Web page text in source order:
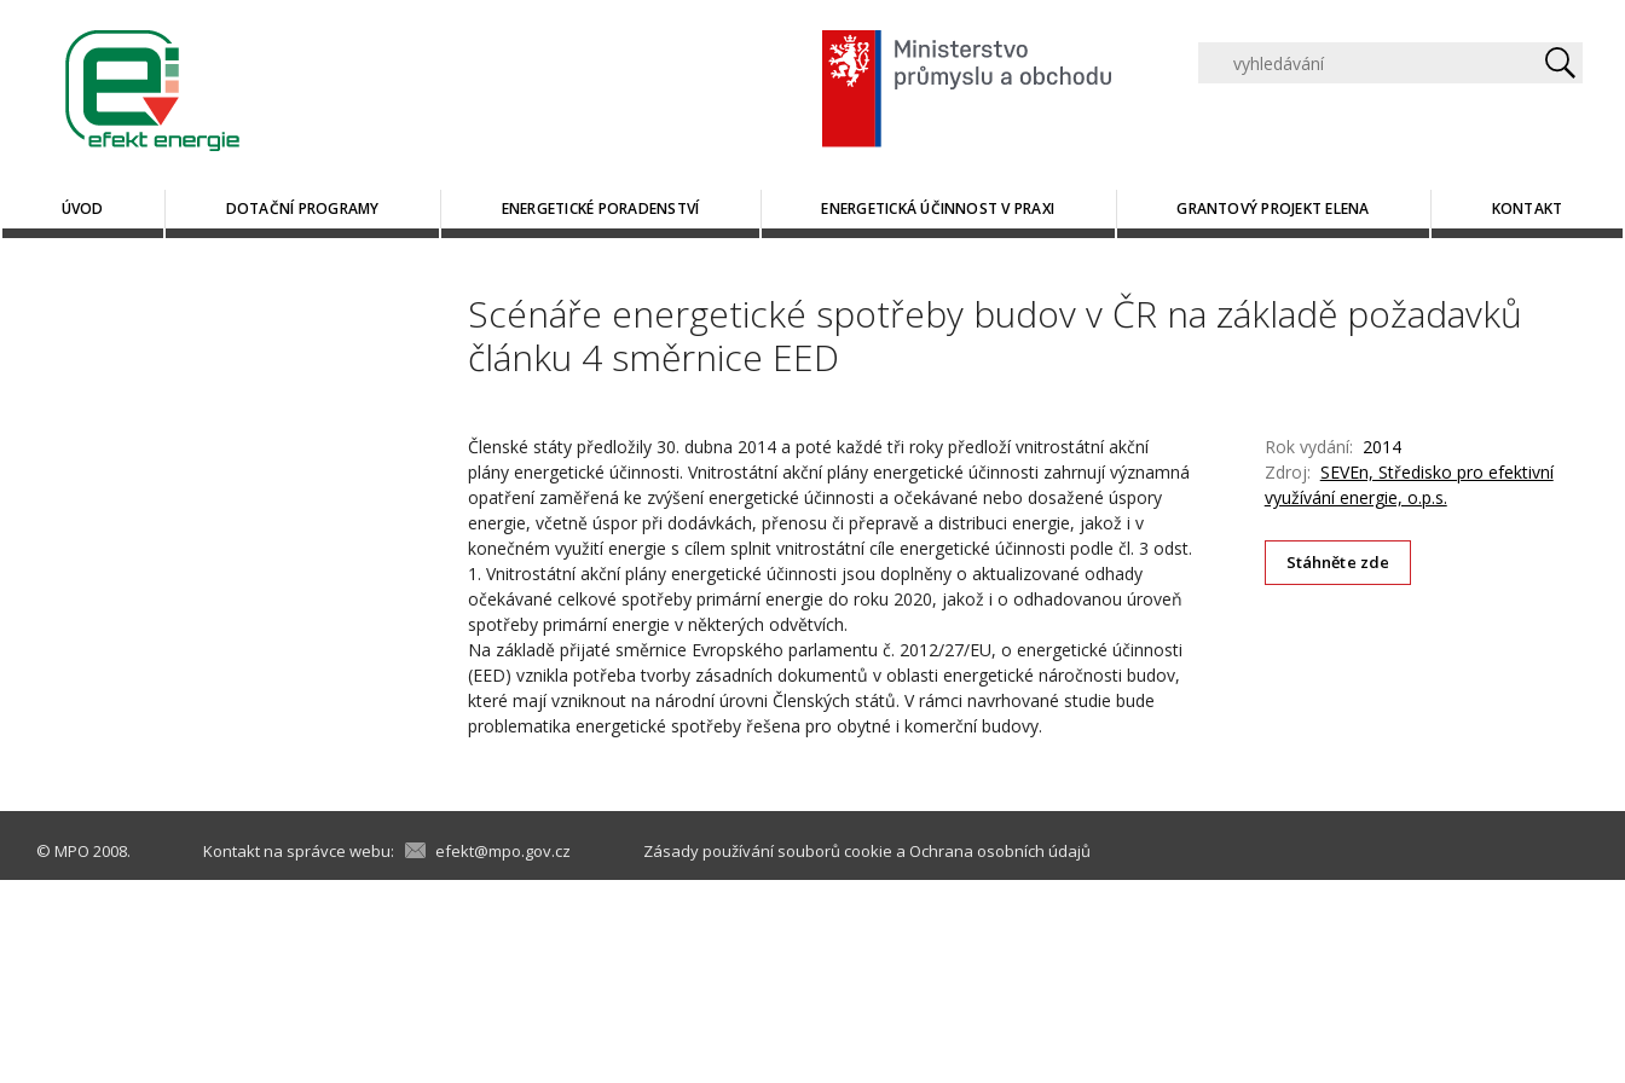
ÚVOD DOTAČNÍ PROGRAMY ENERGETICKÉ PORADENSTVÍ ENERGETICKÁ ÚČINNOST V PRAXI GRANTOVÝ PROJEKT ELENA KONTAKT
Scénáře energetické spotřeby budov v ČR na základě požadavků
článku 4 směrnice EED
Členské státy předložily 30. dubna 2014 a poté každé tři roky předloží vnitrostátní akční
plány energetické účinnosti. Vnitrostátní akční plány energetické účinnosti zahrnují významná
opatření zaměřená ke zvýšení energetické účinnosti a očekávané nebo dosažené úspory
energie, včetně úspor při dodávkách, přenosu či přepravě a distribuci energie, jakož i v
konečném využití energie s cílem splnit vnitrostátní cíle energetické účinnosti podle čl. 3 odst.
1. Vnitrostátní akční plány energetické účinnosti jsou doplněny o aktualizované odhady
očekávané celkové spotřeby primární energie do roku 2020, jakož i o odhadovanou úroveň
spotřeby primární energie v některých odvětvích.
Na základě přijaté směrnice Evropského parlamentu č. 2012/27/EU, o energetické účinnosti
(EED) vznikla potřeba tvorby zásadních dokumentů v oblasti energetické náročnosti budov,
které mají vzniknout na národní úrovni Členských států. V rámci navrhované studie bude
problematika energetické spotřeby řešena pro obytné i komerční budovy.
Rok vydání: 2014
Zdroj: SEVEn, Středisko pro efektivní
využívání energie, o.p.s.
Stáhněte zde
© MPO 2008. Kontakt na správce webu: efekt@mpo.gov.cz Zásady používání souborů cookie a Ochrana osobních údajů